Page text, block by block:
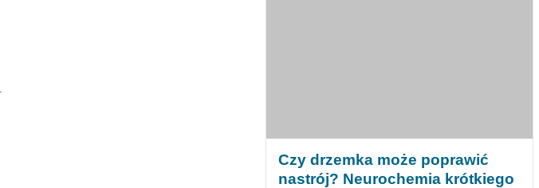
Czy drzemka może poprawić
nastrój? Neurochemia krótkiego